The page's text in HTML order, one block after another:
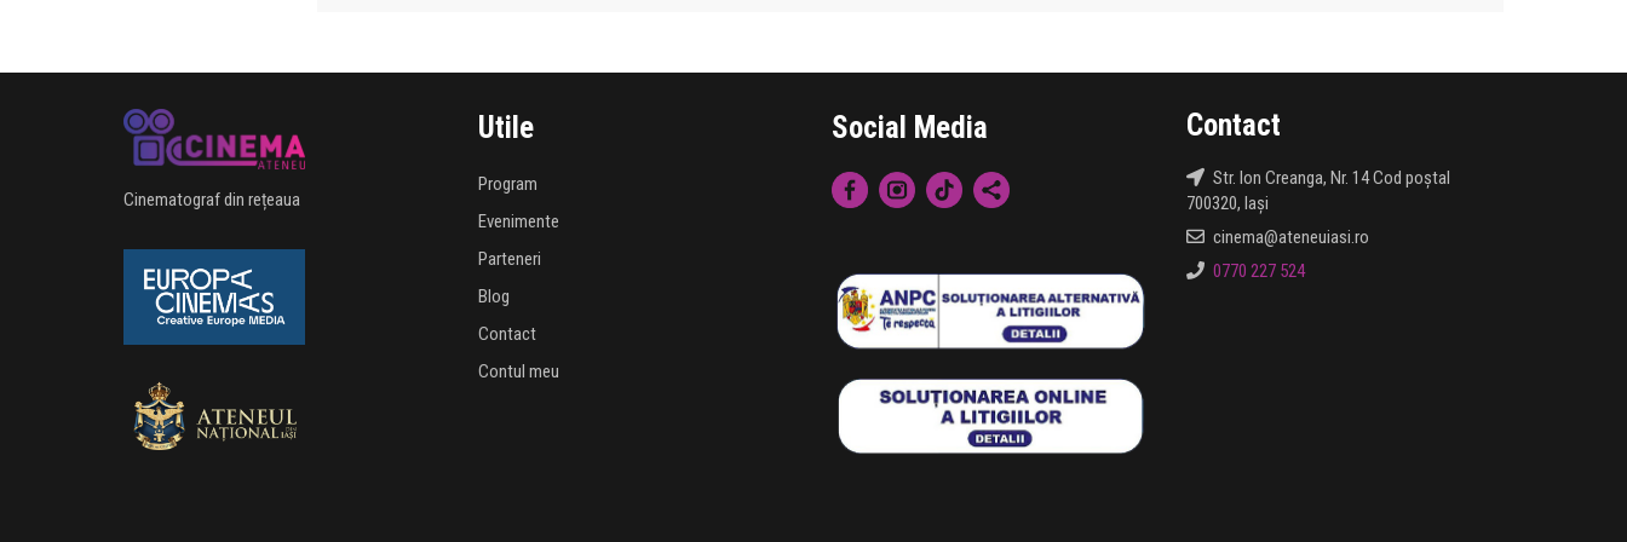
Cinematograf din rețeaua
Utile
Program
Evenimente
Parteneri
Blog
Contact
Contul meu
Social Media Contact
Str. Ion Creanga, Nr. 14 Cod poștal
700320, Iași
cinema@ateneuiasi.ro
0770 227 524